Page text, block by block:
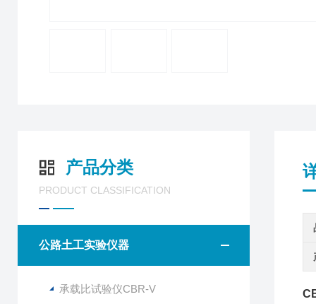
产品分类
PRODUCT CLASSIFICATION
公路土工实验仪器
承载比试验仪CBR-V